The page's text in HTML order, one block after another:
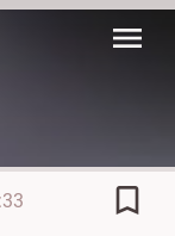
menu
bookmark_border